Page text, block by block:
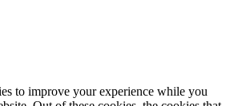
to improve your experience while you